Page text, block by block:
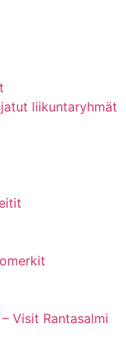
liikuntaryhmät
Visit Rantasalmi